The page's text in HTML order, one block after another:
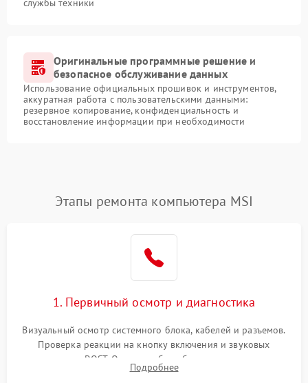
службы техники
Оригинальные программные решение и
безопасное обслуживание данных
Использование официальных прошивок и инструментов,
аккуратная работа с пользовательскими данными:
резервное копирование, конфиденциальность и
восстановление информации при необходимости
Этапы ремонта компьютера MSI
1. Первичный осмотр и диагностика
Визуальный осмотр системного блока, кабелей и разъемов.
Проверка реакции на кнопку включения и звуковых
сигналов POST. Оценка работы блока питания для
локализации базовых неисправностей без полного разбора.
Подробнее